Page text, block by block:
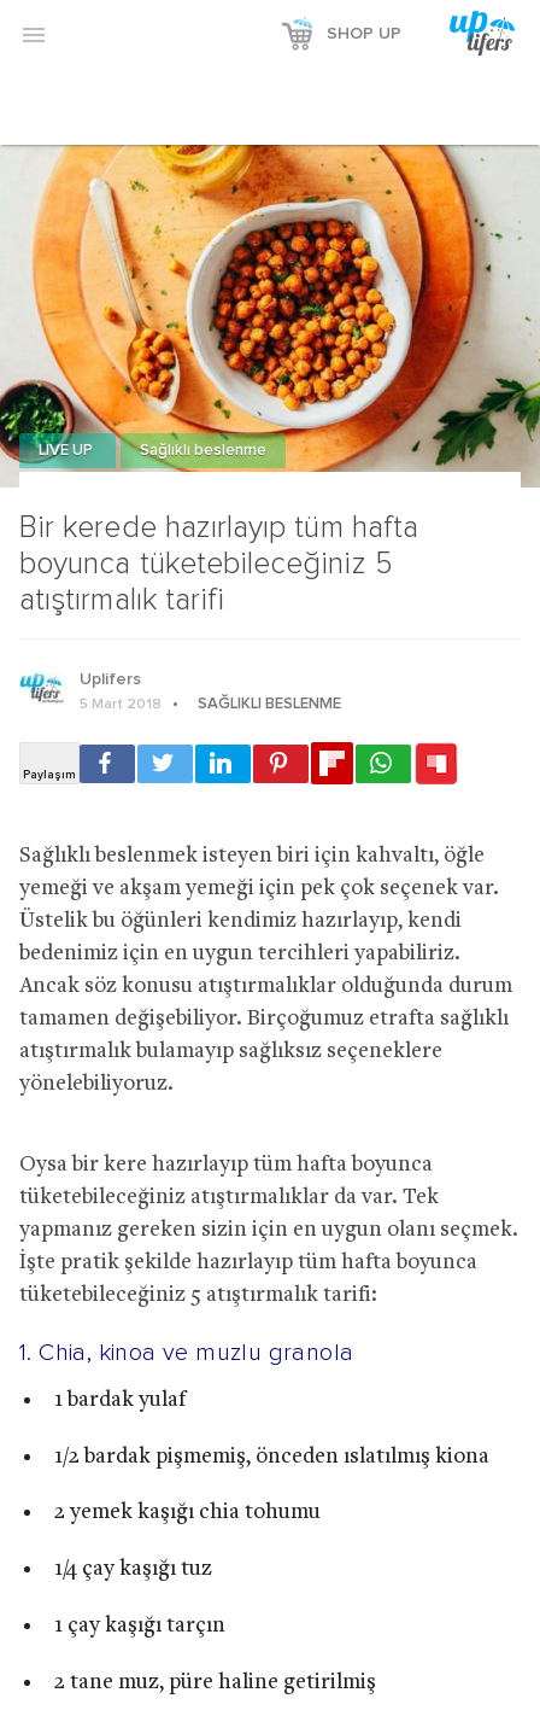
 SHOP UP
Bir kerede hazırlayıp tüm hafta
boyunca tüketebileceğiniz 5
atıştırmalık tarifi
LIVE UP Sağlıklı beslenme
Uplifers
5 Mart 2018 SAĞLIKLI BESLENME
Sağlıklı beslenmek isteyen biri için kahvaltı, öğle
yemeği ve akşam yemeği için pek çok seçenek var.
Üstelik bu öğünleri kendimiz hazırlayıp, kendi
bedenimiz için en uygun tercihleri yapabiliriz.
Ancak söz konusu atıştırmalıklar olduğunda durum
tamamen değişebiliyor. Birçoğumuz etrafta sağlıklı
atıştırmalık bulamayıp sağlıksız seçeneklere
yönelebiliyoruz.
Oysa bir kere hazırlayıp tüm hafta boyunca
tüketebileceğiniz atıştırmalıklar da var. Tek
yapmanız gereken sizin için en uygun olanı seçmek.
İşte pratik şekilde hazırlayıp tüm hafta boyunca
tüketebileceğiniz 5 atıştırmalık tarifi:
1. Chia, kinoa ve muzlu granola
1 bardak yulaf
1/2 bardak pişmemiş, önceden ıslatılmış kiona
2 yemek kaşığı chia tohumu
1/4 çay kaşığı tuz
1 çay kaşığı tarçın
2 tane muz, püre haline getirilmiş